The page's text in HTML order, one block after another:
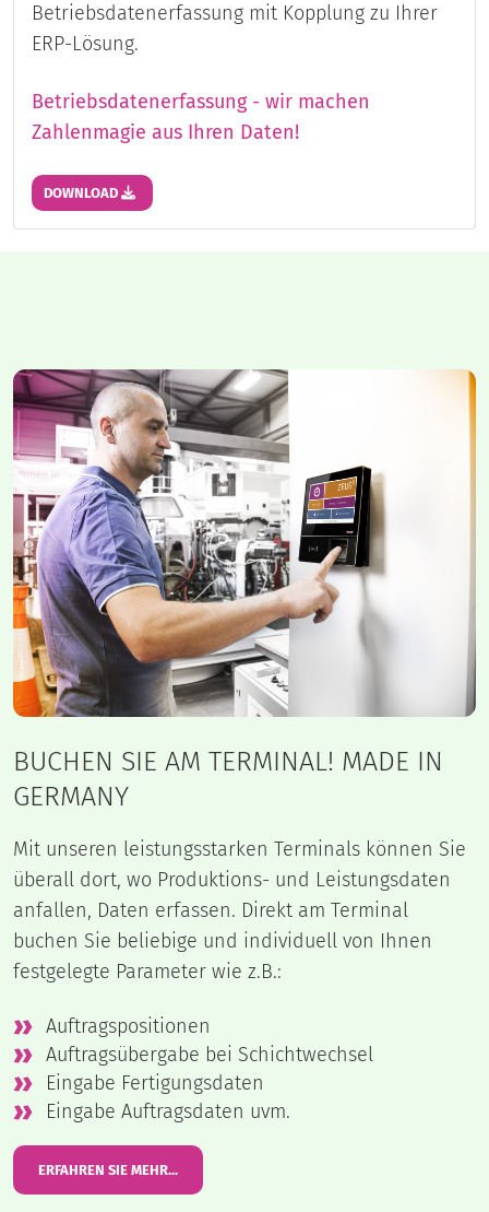
Betriebsdatenerfassung mit Kopplung zu Ihrer
ERP-Lösung.
Betriebsdatenerfassung - wir machen
Zahlenmagie aus Ihren Daten!
DOWNLOAD
BUCHEN SIE AM TERMINAL! MADE IN
GERMANY
Mit unseren leistungsstarken Terminals können Sie
überall dort, wo Produktions- und Leistungsdaten
anfallen, Daten erfassen. Direkt am Terminal
buchen Sie beliebige und individuell von Ihnen
festgelegte Parameter wie z.B.:
Auftragspositionen
Auftragsübergabe bei Schichtwechsel
Eingabe Fertigungsdaten
Eingabe Auftragsdaten uvm.
ERFAHREN SIE MEHR...